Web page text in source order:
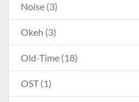
Noise (3)
Okeh (3)
Old-Time (18)
OST(1)